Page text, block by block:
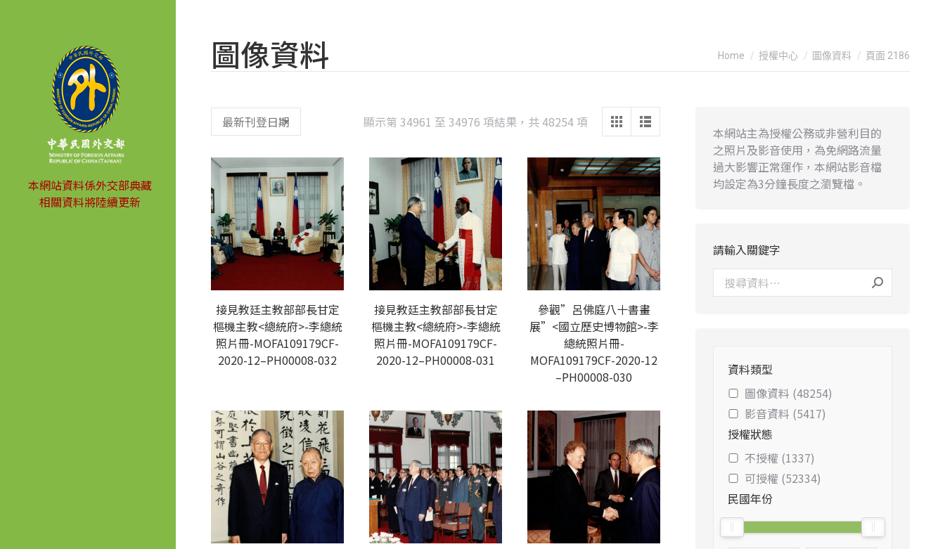
本網站資料係外交部典藏
相關資料將陸續更新
圖像資料 You are here:
Home 授權中心 圖像資料 頁面 2186
顯示第 34961 至 34976 項結果，共 48254 項 Sorted
latest
接見教廷主教部部長甘定
樞機主教<總統府>-李總統
照片冊-MOFA109179CF-
2020-12–PH00008-032
接見教廷主教部部長甘定
樞機主教<總統府>-李總統
照片冊-MOFA109179CF-
2020-12–PH00008-031
參觀”呂佛庭八十書畫
展”<國立歷史博物館>-李
總統照片冊-
MOFA109179CF-2020-12
–PH00008-030
本網站主為授權公務或非營利目的
之照片及影音使用，為免網路流量
過大影響正常運作，本網站影音檔
均設定為3分鐘長度之瀏覽檔。
請輸入關鍵字
資料類型
圖像資料 (48254)
影音資料 (5417)
授權狀態
不授權 (1337)
可授權 (52334)
民國年份